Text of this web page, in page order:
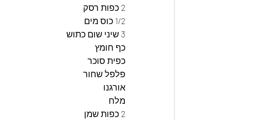
2 כפות רסק
1/2 כוס מים
3 שיני שום כתוש
כף חומץ
כפית סוכר
פלפל שחור
אורגנו
מלח
2 כפות שמן